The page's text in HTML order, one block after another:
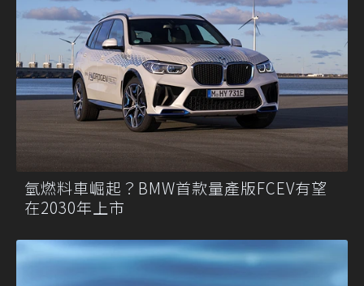
氫燃料車崛起？BMW首款量產版FCEV有望
在2030年上市